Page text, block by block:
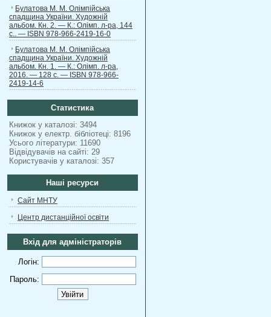
Булатова М. М. Олімпійська
спадщина України. Художній
альбом. Кн. 2. — К.: Олімп. л-ра, 144
с.. — ISBN 978-966-2419-16-0
Булатова М. М. Олімпійська
спадщина України. Художній
альбом. Кн. 1. — К.: Олімп. л-ра,
2016. — 128 с. — ISBN 978-966-
2419-14-6
Статистика
Книжок у каталозі: 3494
Книжок у електр. бібліотеці: 8196
Усього літератури: 11690
Відвідувачів на сайті: 29
Користувачів у каталозі: 357
Наші ресурси
Сайт МНТУ
Центр дистанційної освіти
Вхід для адміністраторів
Логін:
Пароль: